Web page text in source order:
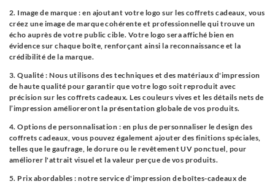
2. Image de marque : en ajoutant votre logo sur les coffrets cadeaux, vous
créez une image de marque cohérente et professionnelle qui trouve un
écho auprès de votre public cible. Votre logo sera affiché bien en
évidence sur chaque boîte, renforçant ainsi la reconnaissance et la
crédibilité de la marque.
3. Qualité : Nous utilisons des techniques et des matériaux d'impression
de haute qualité pour garantir que votre logo soit reproduit avec
précision sur les coffrets cadeaux. Les couleurs vives et les détails nets de
l’impression amélioreront la présentation globale de vos produits.
4. Options de personnalisation : en plus de personnaliser le design des
coffrets cadeaux, vous pouvez également ajouter des finitions spéciales,
telles que le gaufrage, le dorure ou le revêtement UV ponctuel, pour
améliorer l'attrait visuel et la valeur perçue de vos produits.
5. Prix ​​​​abordables : notre service d'impression de boîtes-cadeaux de